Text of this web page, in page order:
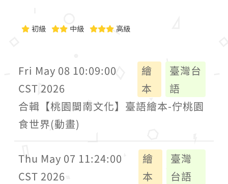
初級 中級 高級
Fri May 08 10:09:00
CST 2026
繪
本
臺灣台
語
合輯【桃園閩南文化】臺語繪本-佇桃園
食世界(動畫)
Thu May 07 11:24:00
CST 2026
繪
本
臺灣
台語